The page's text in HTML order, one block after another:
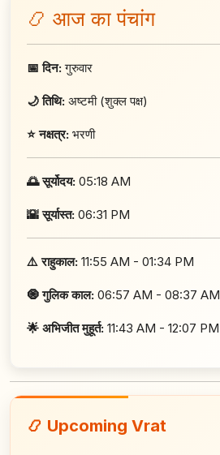
📿 आज का पंचांग
📅 दिन:गुरुवार
🌙 तिथि: अष्टमी (शुक्ल पक्ष)
⭐ नक्षत्र: भरणी
🌅 सूर्योदय: 05:18 AM
🌇 सूर्यास्त: 06:31 PM
⚠️ राहुकाल: 11:55 AM - 01:34 PM
🧿 गुलिक काल: 06:57 AM - 08:37 AM
🌟 अभिजीत मुहूर्त: 11:43 AM - 12:07 PM
📿 Upcoming Vrat